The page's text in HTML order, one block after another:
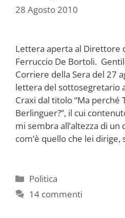
28 Agosto 2010
Lettera aperta al Direttore
Ferruccio De Bortoli.
Corriere della Sera del 27
lettera del sottosegretario
Craxi dal titolo “Ma perché
Berlinguer?”, il cui
mi sembra all’altezza di
com’è quello che lei dirige,
Categorie
Politica
14 commenti